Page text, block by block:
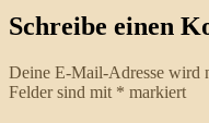
Schreibe einen
Deine E-Mail-Adresse wird
Felder sind mit * markiert